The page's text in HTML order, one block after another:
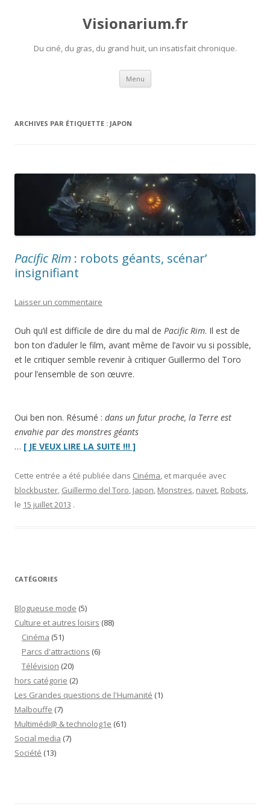
Visionarium.fr
Du ciné, du gras, du grand huit, un insatisfait chronique.
Menu Aller
contenu
ARCHIVES PAR ÉTIQUETTE : JAPON
Pacific Rim : robots géants, scénar’
insignifiant
Laisser un commentaire
Ouh qu’il est difficile de dire du mal de Pacific Rim. Il est de
bon ton d’aduler le film, avant même de l’avoir vu si possible,
et le critiquer semble revenir à critiquer Guillermo del Toro
pour l’ensemble de son œuvre.
Oui ben non. Résumé : dans un futur proche, la Terre est
envahie par des monstres géants
… [ JE VEUX LIRE LA SUITE !!! ]“
:
robots
Cette entrée a été publiée dans Cinéma, et marquée avec
blockbuster, Guillermo del Toro, Japon, Monstres, navet, Robots,
le 15 juillet 2013 .
CATÉGORIES
Blogueuse mode (5)
Culture et autres loisirs (88)
Cinéma (51)
Parcs d'attractions (6)
Télévision (20)
hors catégorie (2)
Les Grandes questions de l'Humanité (1)
Malbouffe (7)
Multimédi@ & technolog1e (61)
Social media (7)
Société (13)